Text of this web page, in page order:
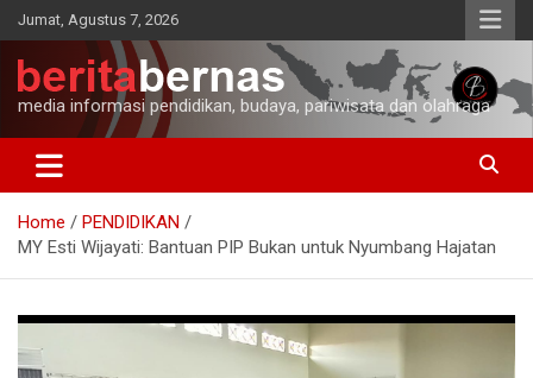
Skip
to
content
Jumat, Agustus 7, 2026
media informasi pendidikan, budaya, pariwisata dan olahraga
Home
PENDIDIKAN
MY Esti Wijayati: Bantuan PIP Bukan untuk Nyumbang Hajatan